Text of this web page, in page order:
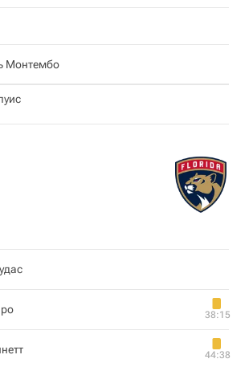
Монтембо
38:15
44:38